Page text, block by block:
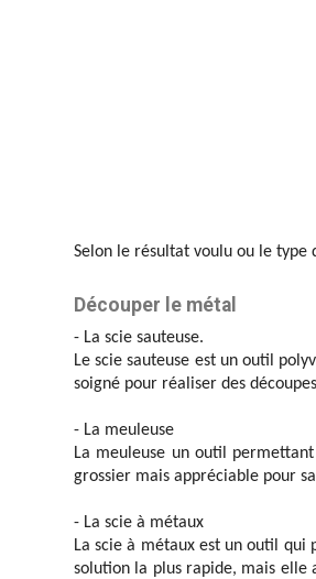
Selon le résultat voulu ou le type
Découper le métal
- La scie sauteuse.
Le scie sauteuse est un outil
soigné pour réaliser des
- La meuleuse
La meuleuse un outil
grossier mais appréciable pour
- La scie à métaux
La scie à métaux est un outil qui
solution la plus rapide, mais elle